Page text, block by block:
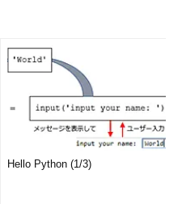
Hello Python (1/3)